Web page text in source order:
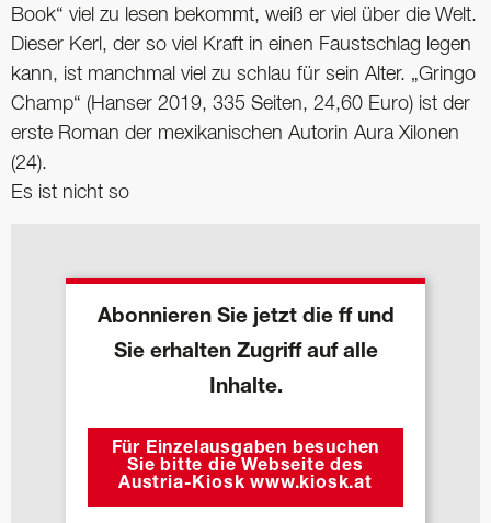
Book“ viel zu lesen bekommt, weiß er viel über die Welt.
Dieser Kerl, der so viel Kraft in einen Faustschlag legen
kann, ist manchmal viel zu schlau für sein Alter. „Gringo
Champ“ (Hanser 2019, 335 Seiten, 24,60 Euro) ist der
erste Roman der mexikanischen Autorin Aura Xilonen
(24).
Es ist nicht so
Abonnieren Sie jetzt die ff und
Sie erhalten Zugriff auf alle
Inhalte.
Für Einzelausgaben besuchen
Sie bitte die Webseite des
Austria-Kiosk www.kiosk.at